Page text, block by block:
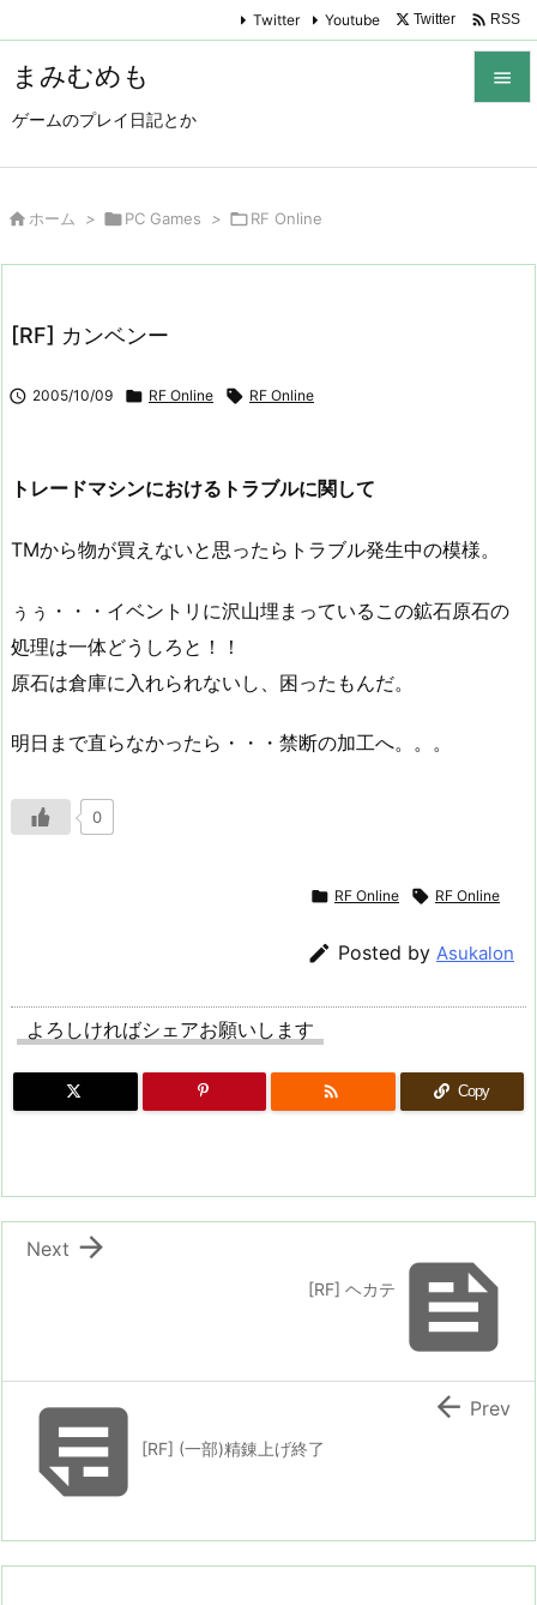
まみむめも
ゲームのプレイ日記とか

Twitter Youtube Twitter  RSS
 ホーム > PC Games > RF Online
[RF] カンベンー
 2005/10/09  RF Online  RF Online
トレードマシンにおけるトラブルに関して
TMから物が買えないと思ったらトラブル発生中の模様。
ぅぅ・・・イベントリに沢山埋まっているこの鉱石原石の
処理は一体どうしろと！！
原石は倉庫に入れられないし、困ったもんだ。
明日まで直らなかったら・・・禁断の加工へ。。。
0
 RF Online  RF Online
 Posted by Asukalon
よろしければシェアお願いします
 Copy

[RF] ヘカテ

Next
[RF] (一部)精錬上げ終了
 Prev